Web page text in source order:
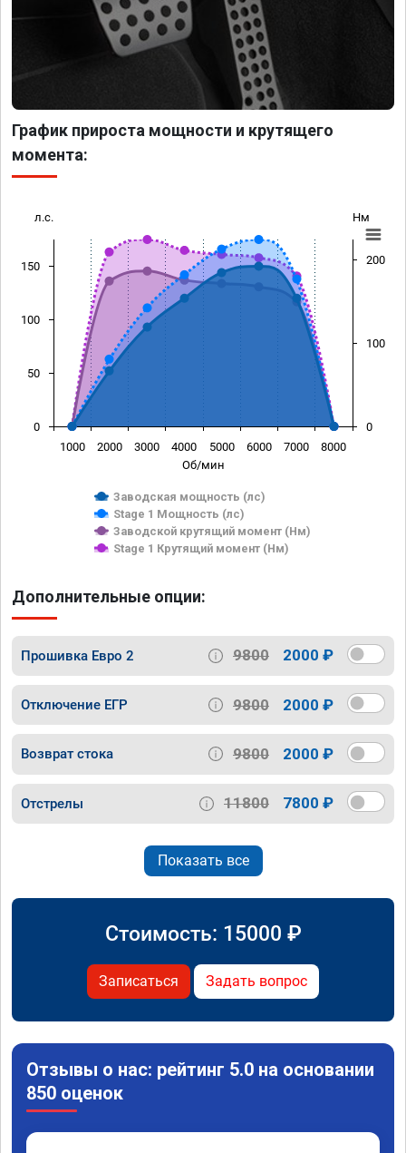
График прироста мощности и крутящего
момента:
Об/мин
л.с. Нм
Заводская мощность (лс)
Stage 1 Мощность (лс)
Заводской крутящий момент (Нм)
Stage 1 Крутящий момент (Нм)
1000 2000 3000 4000 5000 6000 7000 8000
0
50
100
150
0
100
200
Дополнительные опции:
Прошивка Евро 2 9800 2000 ₽
Отключение ЕГР 9800 2000 ₽
Возврат стока 9800 2000 ₽
Отстрелы 11800 7800 ₽
Показать все
Стоимость: 15000 ₽
Записаться Задать вопрос
Отзывы о нас: рейтинг 5.0 на основании
850 оценок